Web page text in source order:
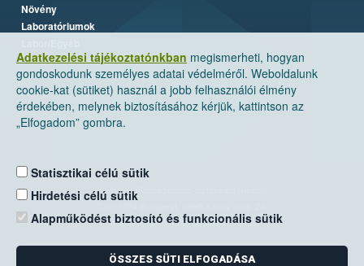
Adatkezelési tájékoztatónkban megismerheti, hogyan
gondoskodunk személyes adatai védelméről. Weboldalunk
cookie-kat (sütiket) használ a jobb felhasználói élmény
érdekében, melynek biztosításához kérjük, kattintson az
„Elfogadom” gombra.
Statisztikai célú sütik
Hirdetési célú sütik
Alapműködést biztosító és funkcionális sütik
ÖSSZES SÜTI ELFOGADÁSA
Növény
Laboratóriumok
Nemzeti Élelmiszerlánc-biztonsági Hivatal
Levelezési cím: 1525 Budapest. Pf. 30.